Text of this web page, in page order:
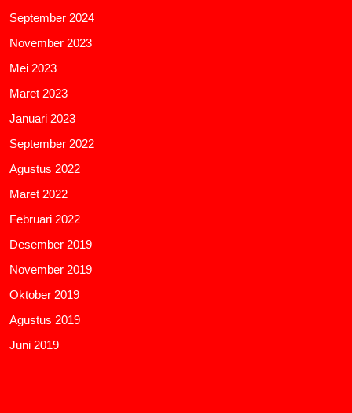
September 2024
November 2023
Mei 2023
Maret 2023
Januari 2023
September 2022
Agustus 2022
Maret 2022
Februari 2022
Desember 2019
November 2019
Oktober 2019
Agustus 2019
Juni 2019